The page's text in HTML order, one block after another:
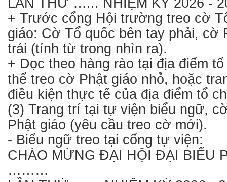
LẦN THỨ …... NHIỆM KỲ 2026 -
+ Trước cổng Hội trường treo cờ
giáo: Cờ Tổ quốc bên tay phải, cờ
trái (tính từ trong nhìn ra).
+ Dọc theo hàng rào tại địa điểm
thể treo cờ Phật giáo nhỏ, hoặc
điều kiện thực tế của địa điểm tổ
(3) Trang trí tại tự viện biểu ngữ,
Phật giáo (yêu cầu treo cờ mới).
- Biểu ngữ treo tại cổng tự viện:
CHÀO MỪNG ĐẠI HỘI ĐẠI BIỂU
………